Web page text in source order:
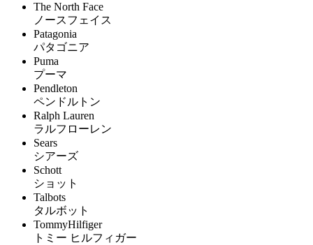
The North Face
ノースフェイス
Patagonia
パタゴニア
Puma
プーマ
Pendleton
ペンドルトン
Ralph Lauren
ラルフローレン
Sears
シアーズ
Schott
ショット
Talbots
タルボット
TommyHilfiger
トミー ヒルフィガー